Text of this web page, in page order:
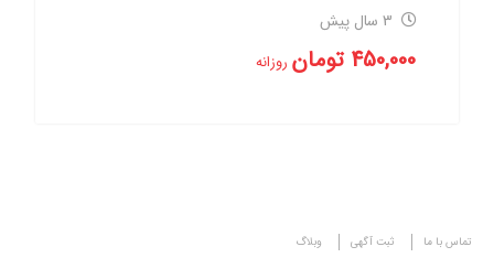
3 سال پیش
450,000 تومان روزانه
تماس با ما ثبت آگهی وبلاگ